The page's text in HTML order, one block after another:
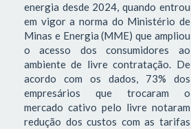
energia desde 2024, quando entrou
em vigor a norma do Ministério de
Minas e Energia (MME) que ampliou
o acesso dos consumidores ao
ambiente de livre contratação. De
acordo com os dados, 73% dos
empresários que trocaram o
mercado cativo pelo livre notaram
redução dos custos com as tarifas